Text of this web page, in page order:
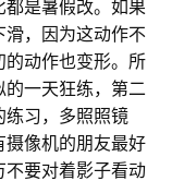
是暑假改。如果
，因为这动作不
的动作也变形。所
一天狂练，第二
练习，多照照镜
像机的朋友最好
不要对着影子看动